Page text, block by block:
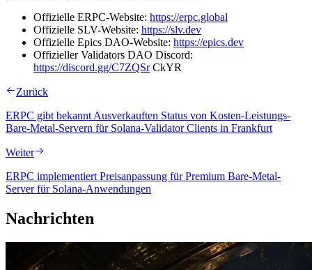
Offizielle ERPC-Website: https://erpc.global
Offizielle SLV-Website: https://slv.dev
Offizielle Epics DAO-Website: https://epics.dev
Offizieller Validators DAO Discord:
https://discord.gg/C7ZQSrCkYR
Zurück
ERPC gibt bekannt Ausverkauften Status von Kosten-Leistungs-
Bare-Metal-Servern für Solana-Validator Clients in Frankfurt
Weiter
ERPC implementiert Preisanpassung für Premium Bare-Metal-
Server für Solana-Anwendungen
Nachrichten